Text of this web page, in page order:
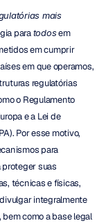
mais
para todos em
em cumprir
em que operamos,
regulatórias
o Regulamento
e a Lei de
Por esse motivo,
para
suas
técnicas e físicas,
integralmente
como a base legal